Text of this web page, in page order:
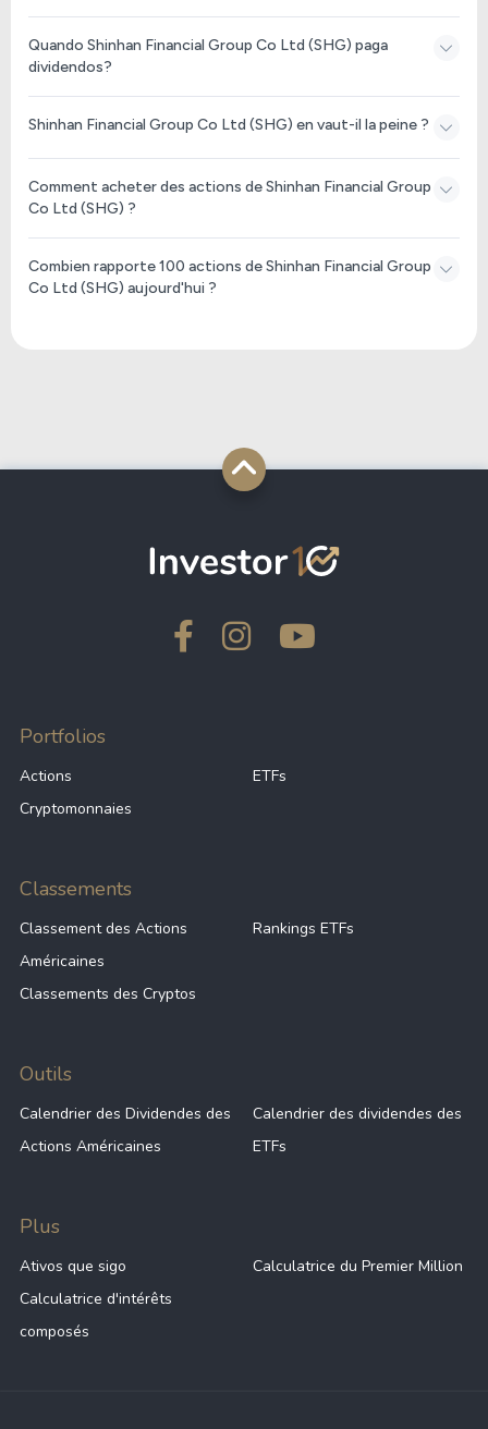
Quando Shinhan Financial Group Co Ltd (SHG) paga
dividendos?
Shinhan Financial Group Co Ltd (SHG) en vaut-il la peine ?
Comment acheter des actions de Shinhan Financial Group
Co Ltd (SHG) ?
Combien rapporte 100 actions de Shinhan Financial Group
Co Ltd (SHG) aujourd'hui ?
Portfolios
Actions
ETFs
Cryptomonnaies
Classements
Classement des Actions
Américaines
Rankings ETFs
Classements des Cryptos
Outils
Calendrier des Dividendes des
Actions Américaines
Calendrier des dividendes des
ETFs
Plus
Ativos que sigo
Calculatrice du Premier Million
Calculatrice d'intérêts
composés